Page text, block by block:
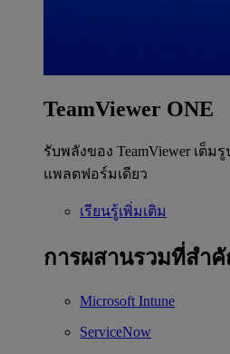
TeamViewer ONE
รับพลังของ TeamViewer เต็
แพลตฟอร์มเดียว
เรียนรู้เพิ่มเติม
การผสานรวมที่สำ
Microsoft Intune
ServiceNow